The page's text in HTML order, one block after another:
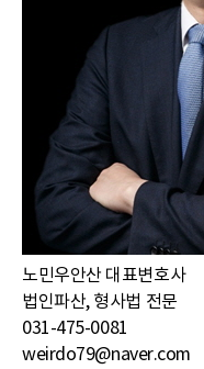
노민우안산 대표변호사
법인파산, 형사법 전문
031-475-0081
weirdo79@naver.com